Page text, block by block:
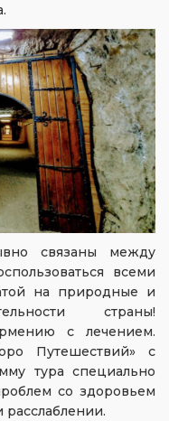
связаны между
всеми
на природные и
страны!
с лечением.
Путешествий» с
тура специально
со здоровьем